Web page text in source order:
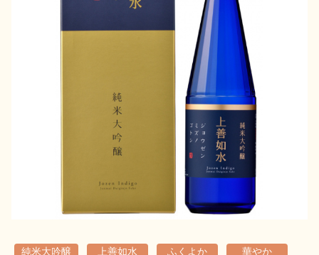
地酒カタログ
地酒解体新書
お楽しみコンテンツ
純米大吟醸 上善如水 ふくよか
華やか